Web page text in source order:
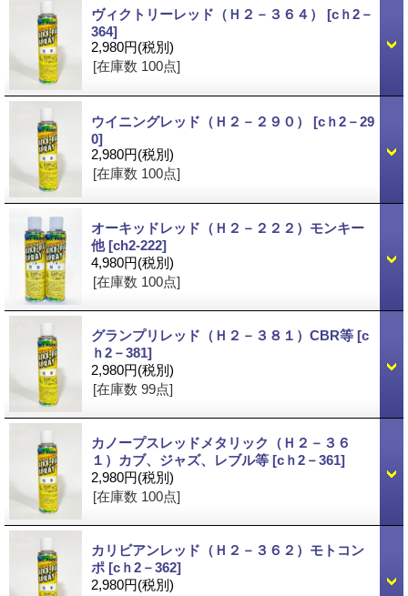
ヴィクトリーレッド（Ｈ２－３６４） [cｈ2－
364]
2,980円(税別)
[在庫数 100点]
ウイニングレッド（Ｈ２－２９０） [cｈ2－29
0]
2,980円(税別)
[在庫数 100点]
オーキッドレッド（Ｈ２－２２２）モンキー
他[ch2-222]
4,980円(税別)
[在庫数 100点]
グランプリレッド（Ｈ２－３８１）CBR等 [c
ｈ2－381]
2,980円(税別)
[在庫数 99点]
カノープスレッドメタリック（Ｈ２－３６
１）カブ、ジャズ、レブル等 [cｈ2－361]
2,980円(税別)
[在庫数 100点]
カリビアンレッド（Ｈ２－３６２）モトコン
ポ [cｈ2－362]
2,980円(税別)